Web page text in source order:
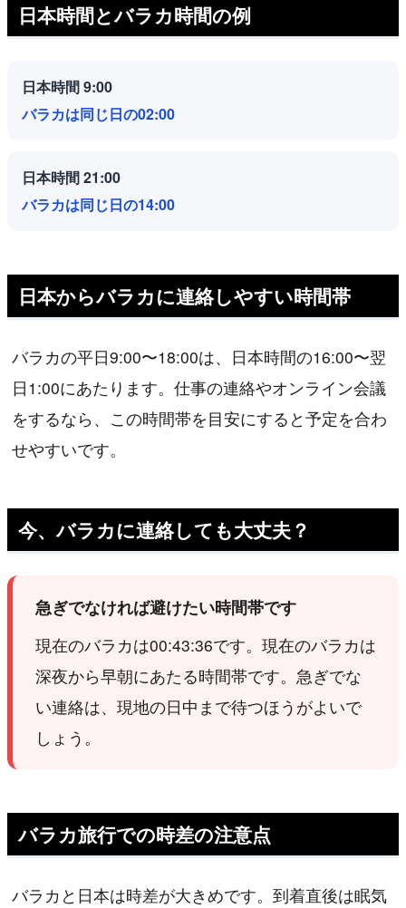
日本時間とバラカ時間の例
日本時間 9:00
バラカは同じ日の02:00
日本時間 21:00
バラカは同じ日の14:00
日本からバラカに連絡しやすい時間帯
バラカの平日9:00〜18:00は、日本時間の16:00〜翌
日1:00にあたります。仕事の連絡やオンライン会議
をするなら、この時間帯を目安にすると予定を合わ
せやすいです。
今、バラカに連絡しても大丈夫？
急ぎでなければ避けたい時間帯です
現在のバラカは00:43:36です。現在のバラカは
深夜から早朝にあたる時間帯です。急ぎでな
い連絡は、現地の日中まで待つほうがよいで
しょう。
バラカ旅行での時差の注意点
バラカと日本は時差が大きめです。到着直後は眠気